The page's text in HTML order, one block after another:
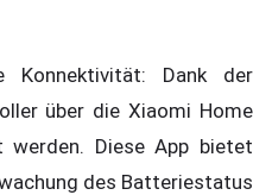
Dank der
über die Xiaomi Home
werden. Diese App bietet
des Batteriestatus